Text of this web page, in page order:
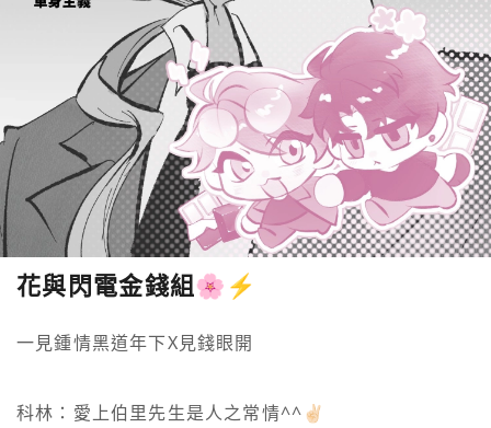
花與閃電金錢組🌸⚡️
一見鍾情黑道年下X見錢眼開
科林：愛上伯里先生是人之常情^^✌🏻